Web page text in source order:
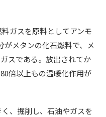
ガスを原料としてアンモ
がメタンの化石燃料で、メ
スである。放出されてか
倍以上もの温暖化作用が
、掘削し、石油やガスを